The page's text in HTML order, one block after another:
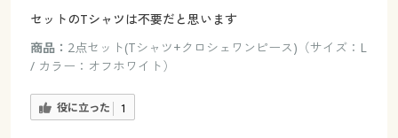
セットのTシャツは不要だと思います
商品： 2点セット(Tシャツ+クロシェワンピース)（サイズ：L
/ カラー：オフホワイト）
役に立った 1